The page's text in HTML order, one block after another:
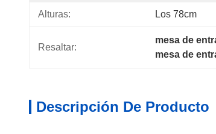
Alturas: Los 78cm
Resaltar:
mesa de
mesa de
Descripción De Producto